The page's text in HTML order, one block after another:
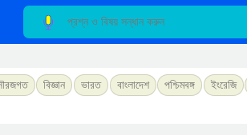
বিজ্ঞান ভারত বাংলাদেশ পশ্চিমবঙ্গ ইংরেজি